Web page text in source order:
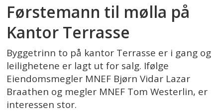
Førstemann til mølla på
Kantor Terrasse
Byggetrinn to på kantor Terrasse er i gang og
leilighetene er lagt ut for salg. Ifølge
Eiendomsmegler MNEF Bjørn Vidar Lazar
Braathen og megler MNEF Tom Westerlin, er
interessen stor.